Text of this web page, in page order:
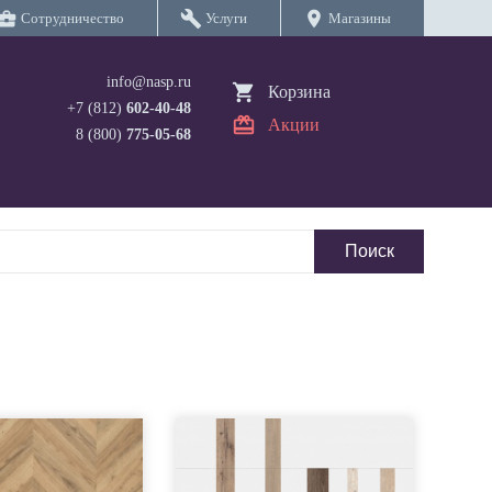
Сотрудничество build Услуги location_on Магазины
info@nasp.ru
+7 (812) 602-40-48
8 (800) 775-05-68
Корзина
Акции